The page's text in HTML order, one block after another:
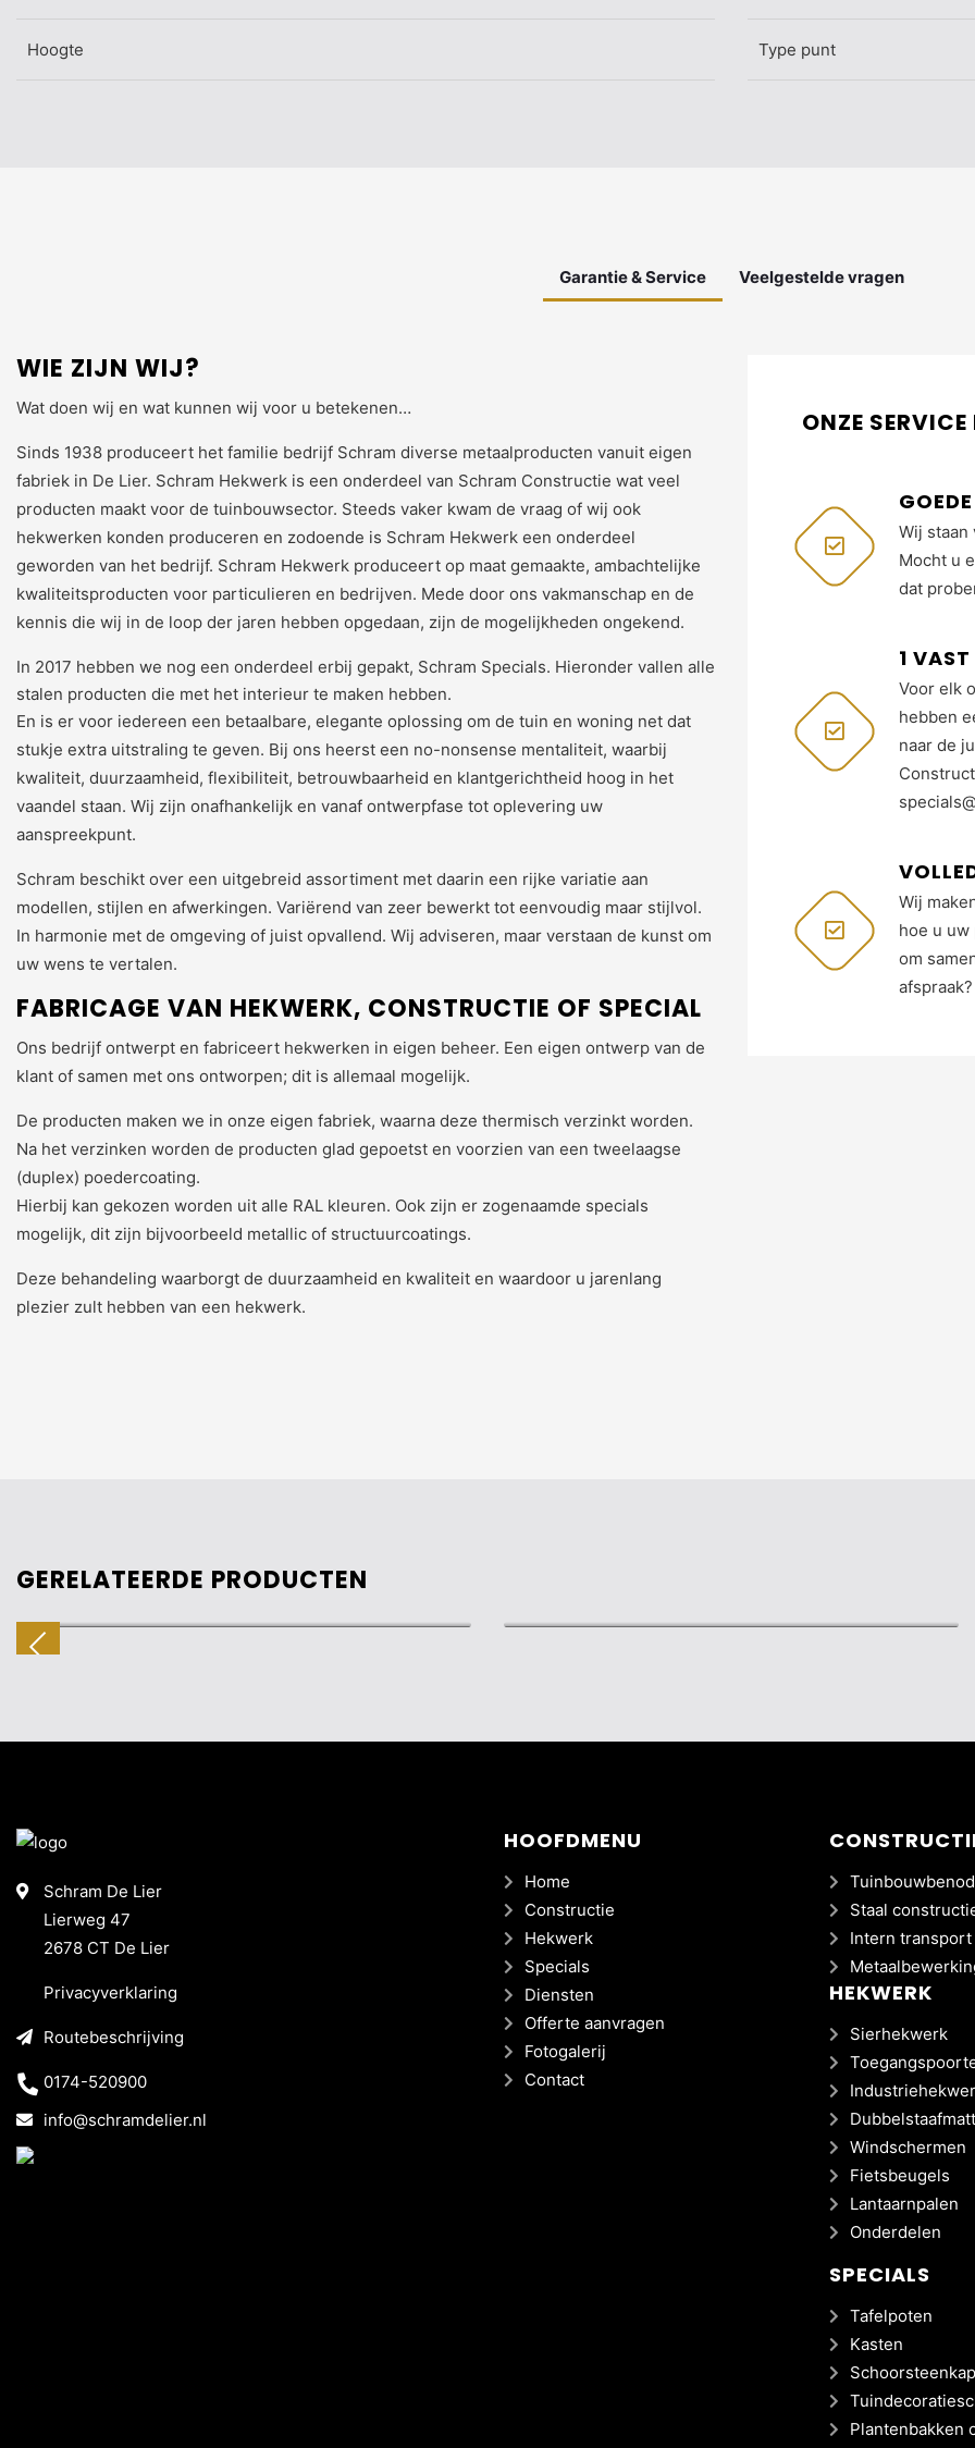
Hoogte Type punt
Garantie & Service Veelgestelde vragen
WIE ZIJN WIJ?
Wat doen wij en wat kunnen wij voor u betekenen…
Sinds 1938 produceert het familie bedrijf Schram diverse metaalproducten vanuit eigen
fabriek in De Lier. Schram Hekwerk is een onderdeel van Schram Constructie wat veel
producten maakt voor de tuinbouwsector. Steeds vaker kwam de vraag of wij ook
hekwerken konden produceren en zodoende is Schram Hekwerk een onderdeel
geworden van het bedrijf. Schram Hekwerk produceert op maat gemaakte, ambachtelijke
kwaliteitsproducten voor particulieren en bedrijven. Mede door ons vakmanschap en de
kennis die wij in de loop der jaren hebben opgedaan, zijn de mogelijkheden ongekend.
In 2017 hebben we nog een onderdeel erbij gepakt, Schram Specials. Hieronder vallen alle
stalen producten die met het interieur te maken hebben.
En is er voor iedereen een betaalbare, elegante oplossing om de tuin en woning net dat
stukje extra uitstraling te geven. Bij ons heerst een no-nonsense mentaliteit, waarbij
kwaliteit, duurzaamheid, flexibiliteit, betrouwbaarheid en klantgerichtheid hoog in het
vaandel staan. Wij zijn onafhankelijk en vanaf ontwerpfase tot oplevering uw
aanspreekpunt.
Schram beschikt over een uitgebreid assortiment met daarin een rijke variatie aan
modellen, stijlen en afwerkingen. Variërend van zeer bewerkt tot eenvoudig maar stijlvol.
In harmonie met de omgeving of juist opvallend. Wij adviseren, maar verstaan de kunst om
uw wens te vertalen.
FABRICAGE VAN HEKWERK, CONSTRUCTIE OF SPECIAL
Ons bedrijf ontwerpt en fabriceert hekwerken in eigen beheer. Een eigen ontwerp van de
klant of samen met ons ontworpen; dit is allemaal mogelijk.
De producten maken we in onze eigen fabriek, waarna deze thermisch verzinkt worden.
Na het verzinken worden de producten glad gepoetst en voorzien van een tweelaagse
(duplex) poedercoating.
Hierbij kan gekozen worden uit alle RAL kleuren. Ook zijn er zogenaamde specials
mogelijk, dit zijn bijvoorbeeld metallic of structuurcoatings.
Deze behandeling waarborgt de duurzaamheid en kwaliteit en waardoor u jarenlang
plezier zult hebben van een hekwerk.
ONZE
Wij staan
Mocht u
dat
1
Voor elk
hebben
naar de
Wij
hoe u
om
GERELATEERDE PRODUCTEN
Schram De Lier
Lierweg 47
2678 CT De Lier
Privacyverklaring
Routebeschrijving
0174-520900
info@schramdelier.nl
HOOFDMENU
Home
Constructie
Hekwerk
Specials
Diensten
Offerte aanvragen
Fotogalerij
Contact
Staal
Intern transport
HEKWERK
Sierhekwerk
Windschermen
Fietsbeugels
Lantaarnpalen
Onderdelen
SPECIALS
Tafelpoten
Kasten
Plantenbakken